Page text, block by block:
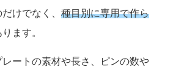
けでなく、 種目別に専用で作ら
ます。
ートの素材や長さ、ピンの数や